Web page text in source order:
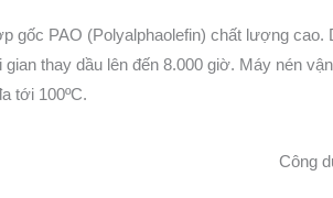
gốc PAO (Polyalphaolefin) chất lượng
thay dầu lên đến 8.000 giờ. Máy nén
tới 100ºC.
Công